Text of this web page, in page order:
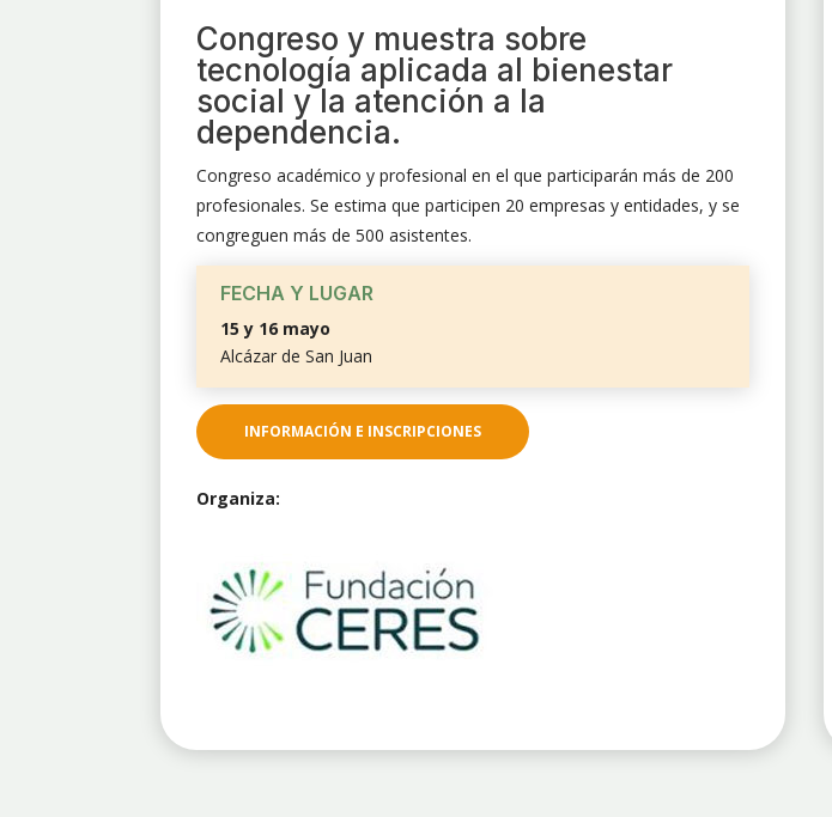
Congreso y muestra sobre
tecnología aplicada al bienestar
social y la atención a la
dependencia.
Congreso académico y profesional en el que participarán más de 200
profesionales. Se estima que participen 20 empresas y entidades, y se
congreguen más de 500 asistentes.
FECHA Y LUGAR
15 y 16 mayo
Alcázar de San Juan
INFORMACIÓN E INSCRIPCIONES
Organiza: